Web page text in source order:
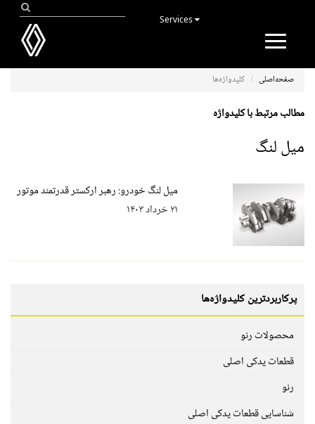
Toggle
صفحه‌اصلی کلیدواژه‌ها
مطالب مرتبط با کلیدواژه
میل لنگ
میل لنگ خودرو: رهبر ارکستر قدرتمند موتور
۲۱ خرداد ۱۴۰۳
پرکاربردترین کلیدواژه‌ها
محصولات رنو
قطعات یدکی اصلی
رنو
شناسایی قطعات یدکی اصلی